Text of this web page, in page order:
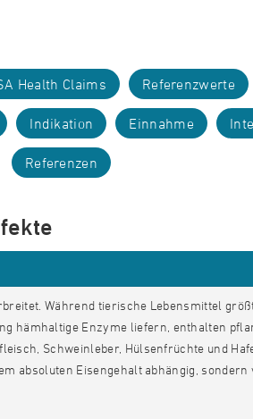
Health Claims Referenzwerte
Indikation Einnahme
Referenzen
Während tierische Lebensmittel
hämhaltige Enzyme liefern, enthalten
Schweinleber, Hülsenfrüchte und
absoluten Eisengehalt abhängig,